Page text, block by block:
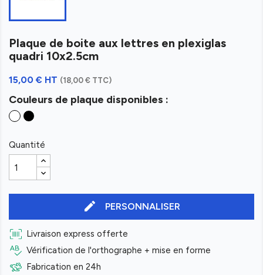
Plaque de boite aux lettres en plexiglas
quadri 10x2.5cm
15,00 € HT (18,00 € TTC)
Couleurs de plaque disponibles :
Quantité
edit PERSONNALISER
Livraison express offerte
Vérification de l'orthographe + mise en forme
Fabrication en 24h